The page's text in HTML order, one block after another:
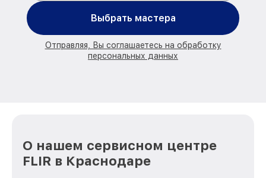
Выбрать мастера
Отправляя, Вы соглашаетесь на обработку
персональных данных
О нашем сервисном центре
FLIR в Краснодаре